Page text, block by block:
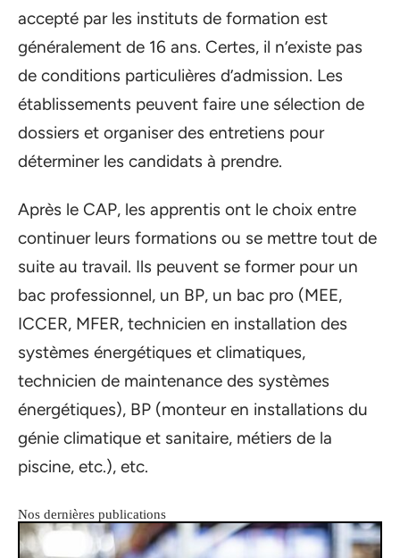
accepté par les instituts de formation est
généralement de 16 ans. Certes, il n’existe pas
de conditions particulières d’admission. Les
établissements peuvent faire une sélection de
dossiers et organiser des entretiens pour
déterminer les candidats à prendre.
Après le CAP, les apprentis ont le choix entre
continuer leurs formations ou se mettre tout de
suite au travail. Ils peuvent se former pour un
bac professionnel, un BP, un bac pro (MEE,
ICCER, MFER, technicien en installation des
systèmes énergétiques et climatiques,
technicien de maintenance des systèmes
énergétiques), BP (monteur en installations du
génie climatique et sanitaire, métiers de la
piscine, etc.), etc.
Nos dernières publications